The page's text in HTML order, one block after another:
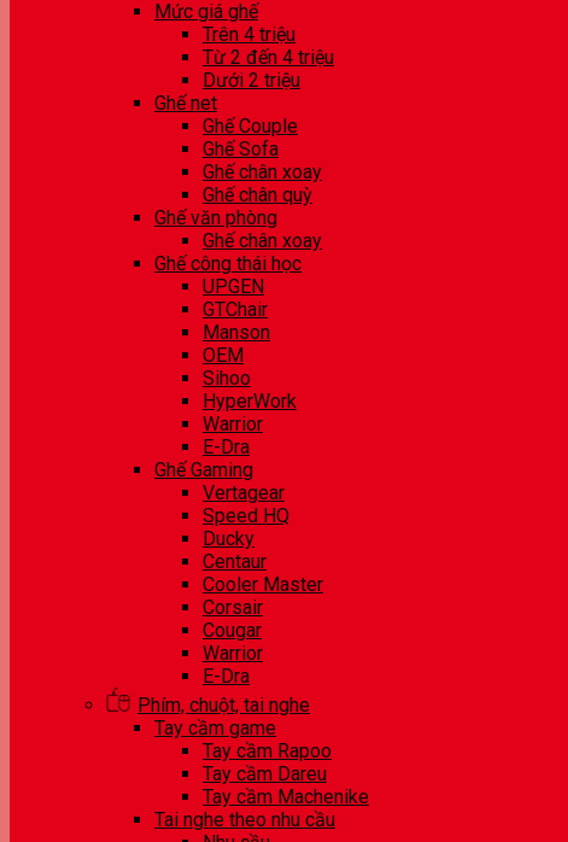
Mức giá ghế
Trên 4 triệu
Từ 2 đến 4 triệu
Dưới 2 triệu
Ghế net
Ghế Couple
Ghế Sofa
Ghế chân xoay
Ghế chân quỳ
Ghế văn phòng
Ghế chân xoay
Ghế công thái học
UPGEN
GTChair
Manson
OEM
Sihoo
HyperWork
Warrior
E-Dra
Ghế Gaming
Vertagear
Speed HQ
Ducky
Centaur
Cooler Master
Corsair
Cougar
Warrior
E-Dra
Phím, chuột, tai nghe
Tay cầm game
Tay cầm Rapoo
Tay cầm Dareu
Tay cầm Machenike
Tai nghe theo nhu cầu